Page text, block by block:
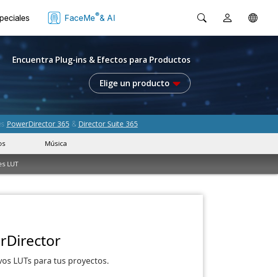
FaceMe®& AI
Encuentra Plug-ins & Efectos para Productos
Elige un producto
PowerDirector 365 & Director Suite 365
Música
LUT
LUTs para tus proyectos.